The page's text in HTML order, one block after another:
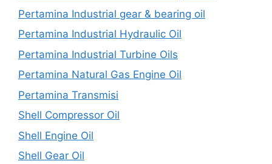
Pertamina Industrial gear & bearing oil
Pertamina Industrial Hydraulic Oil
Pertamina Industrial Turbine Oils
Pertamina Natural Gas Engine Oil
Pertamina Transmisi
Shell Compressor Oil
Shell Engine Oil
Shell Gear Oil